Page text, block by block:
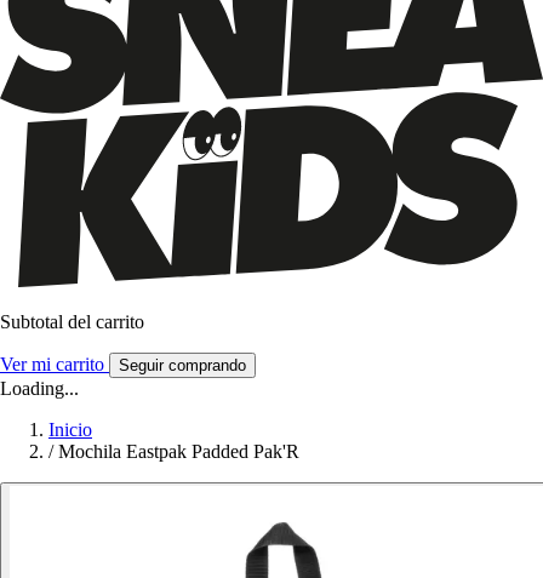
Subtotal del carrito
Ver mi carrito Seguir comprando
Loading...
Inicio
/ Mochila Eastpak Padded Pak'R